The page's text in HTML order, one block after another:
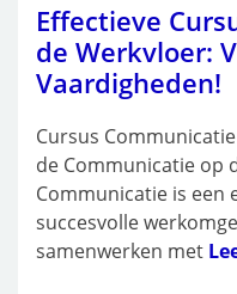
Effectieve
de Werkvloer:
Vaardigheden!
Cursus
de Communicatie op
Communicatie is een
succesvolle
samenwerken met